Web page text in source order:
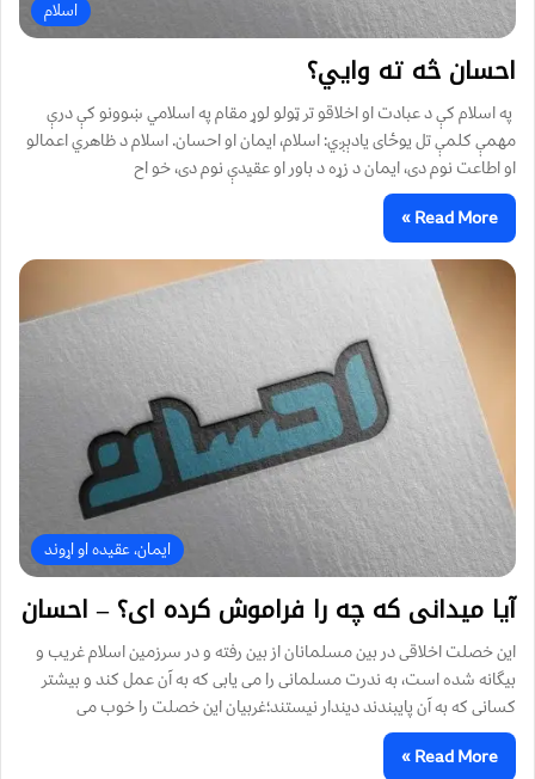
اسلام
احسان څه ته وايي؟
په اسلام کې د عبادت او اخلاقو تر ټولو لوړ مقام په اسلامي ښوونو کې درې
مهمې کلمې تل یوځای یادېږي: اسلام، ایمان او احسان. اسلام د ظاهري اعمالو
او اطاعت نوم دی، ایمان د زړه د باور او عقیدې نوم دی، خو اح
Read More »
ایمان، عقیده او اړوند
آیا میدانی که چه را فراموش کرده ای؟ – احسان
این خصلت اخلاقی در بین مسلمانان از بین رفته و در سرزمین اسلام غریب و
بیگانه شده است، به ندرت مسلمانی را می یابی که به آن عمل کند و بیشتر
کسانی که به آن پایبندند دیندار نیستند؛غربیان این خصلت را خوب می
Read More »